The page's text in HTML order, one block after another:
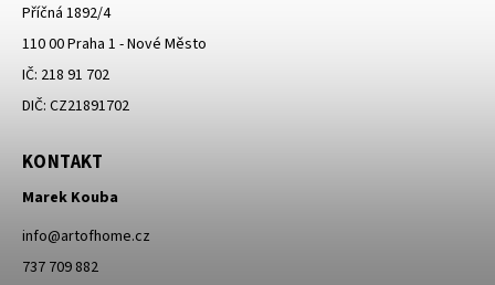
Příčná 1892/4
110 00 Praha 1 - Nové Město
IČ: 218 91 702
DIČ: CZ21891702
KONTAKT
Marek Kouba
info@artofhome.cz
737 709 882